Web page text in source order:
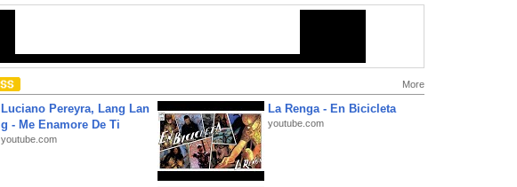
More
Luciano Pereyra, Lang Lan
g - Me Enamore De Ti
youtube.com
La Renga - En Bicicleta
youtube.com